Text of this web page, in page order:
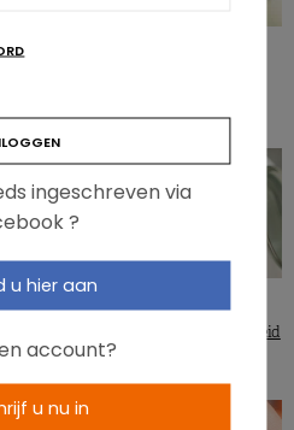
Verminderen probiotica de giftigheid
van cadmium?
ingeschreven via
?
u hier aan
account?
u nu in